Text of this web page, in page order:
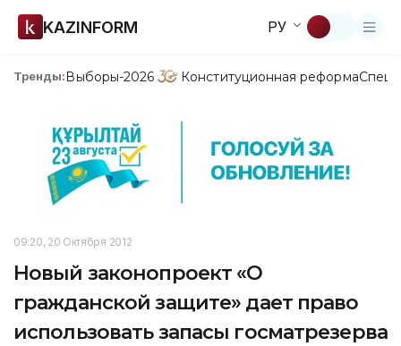
KAZINFORM РУ
Тренды:Выборы-2026 Конституционная реформа
09:20, 20 Октября 2012
Новый законопроект «О
гражданской защите» дает право
использовать запасы госматрезерва